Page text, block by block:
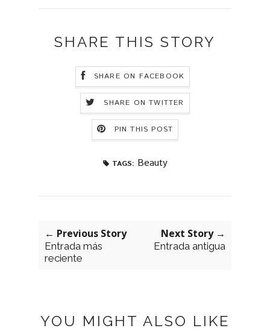
SHARE THIS STORY
SHARE ON FACEBOOK
SHARE ON TWITTER
PIN THIS POST
TAGS: Beauty
← Previous Story
Entrada más
reciente
Next Story →
Entrada antigua
YOU MIGHT ALSO LIKE